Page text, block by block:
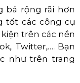
bá rộng rãi hơn
tốt các công cụ
trên các nền
Twitter,…. Bạn
như trên trang